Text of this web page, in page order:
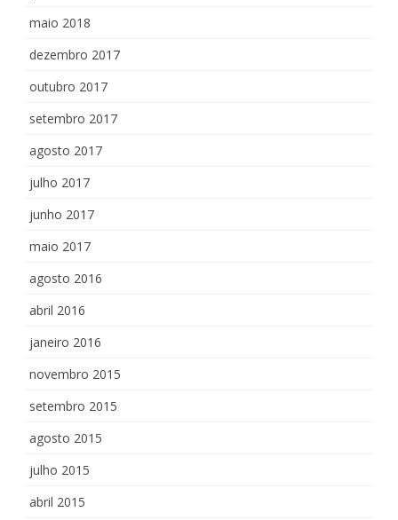
maio 2018
dezembro 2017
outubro 2017
setembro 2017
agosto 2017
julho 2017
junho 2017
maio 2017
agosto 2016
abril 2016
janeiro 2016
novembro 2015
setembro 2015
agosto 2015
julho 2015
abril 2015